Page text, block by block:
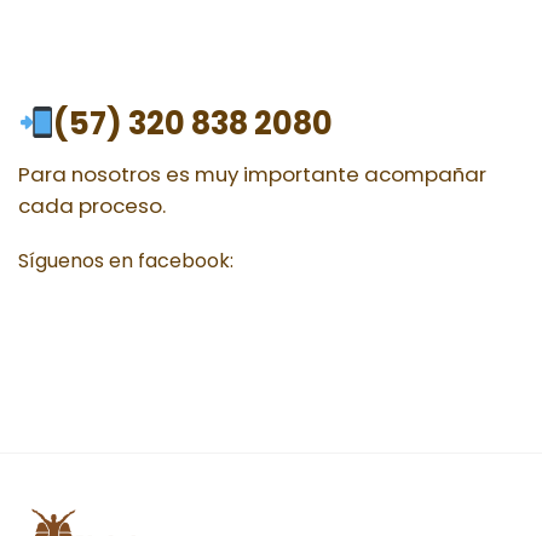
(57) 320 838 2080
Para nosotros es muy importante acompañar
cada proceso.
Síguenos en facebook: